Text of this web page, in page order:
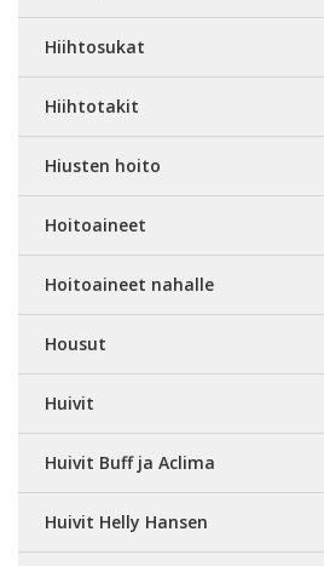
Hiihtosukat
Hiihtotakit
Hiusten hoito
Hoitoaineet
Hoitoaineet nahalle
Housut
Huivit
Huivit Buff ja Aclima
Huivit Helly Hansen